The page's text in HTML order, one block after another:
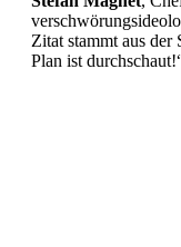
Zitat stammt aus
Plan ist